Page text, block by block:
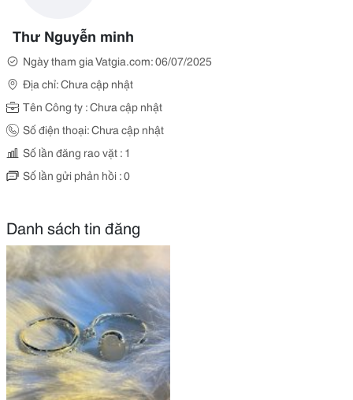
Thư Nguyễn minh
Ngày tham gia Vatgia.com: 06/07/2025
Địa chỉ: Chưa cập nhật
Tên Công ty : Chưa cập nhật
Số điện thoại: Chưa cập nhật
Số lần đăng rao vặt : 1
Số lần gửi phản hồi : 0
Danh sách tin đăng